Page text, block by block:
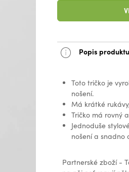
Popis produktu
Toto tričko je
nošení.
Má krátké
Tričko má rovný
Jednoduše
nošení a snadno
Partnerské zboží -